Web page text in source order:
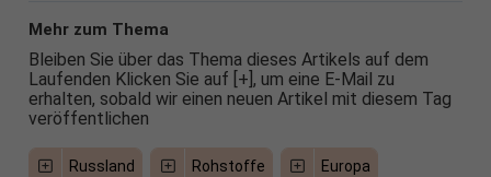
Mehr zum Thema
Bleiben Sie über das Thema dieses Artikels auf dem
Laufenden Klicken Sie auf [+], um eine E-Mail zu
erhalten, sobald wir einen neuen Artikel mit diesem Tag
veröffentlichen
Russland Rohstoffe Europa